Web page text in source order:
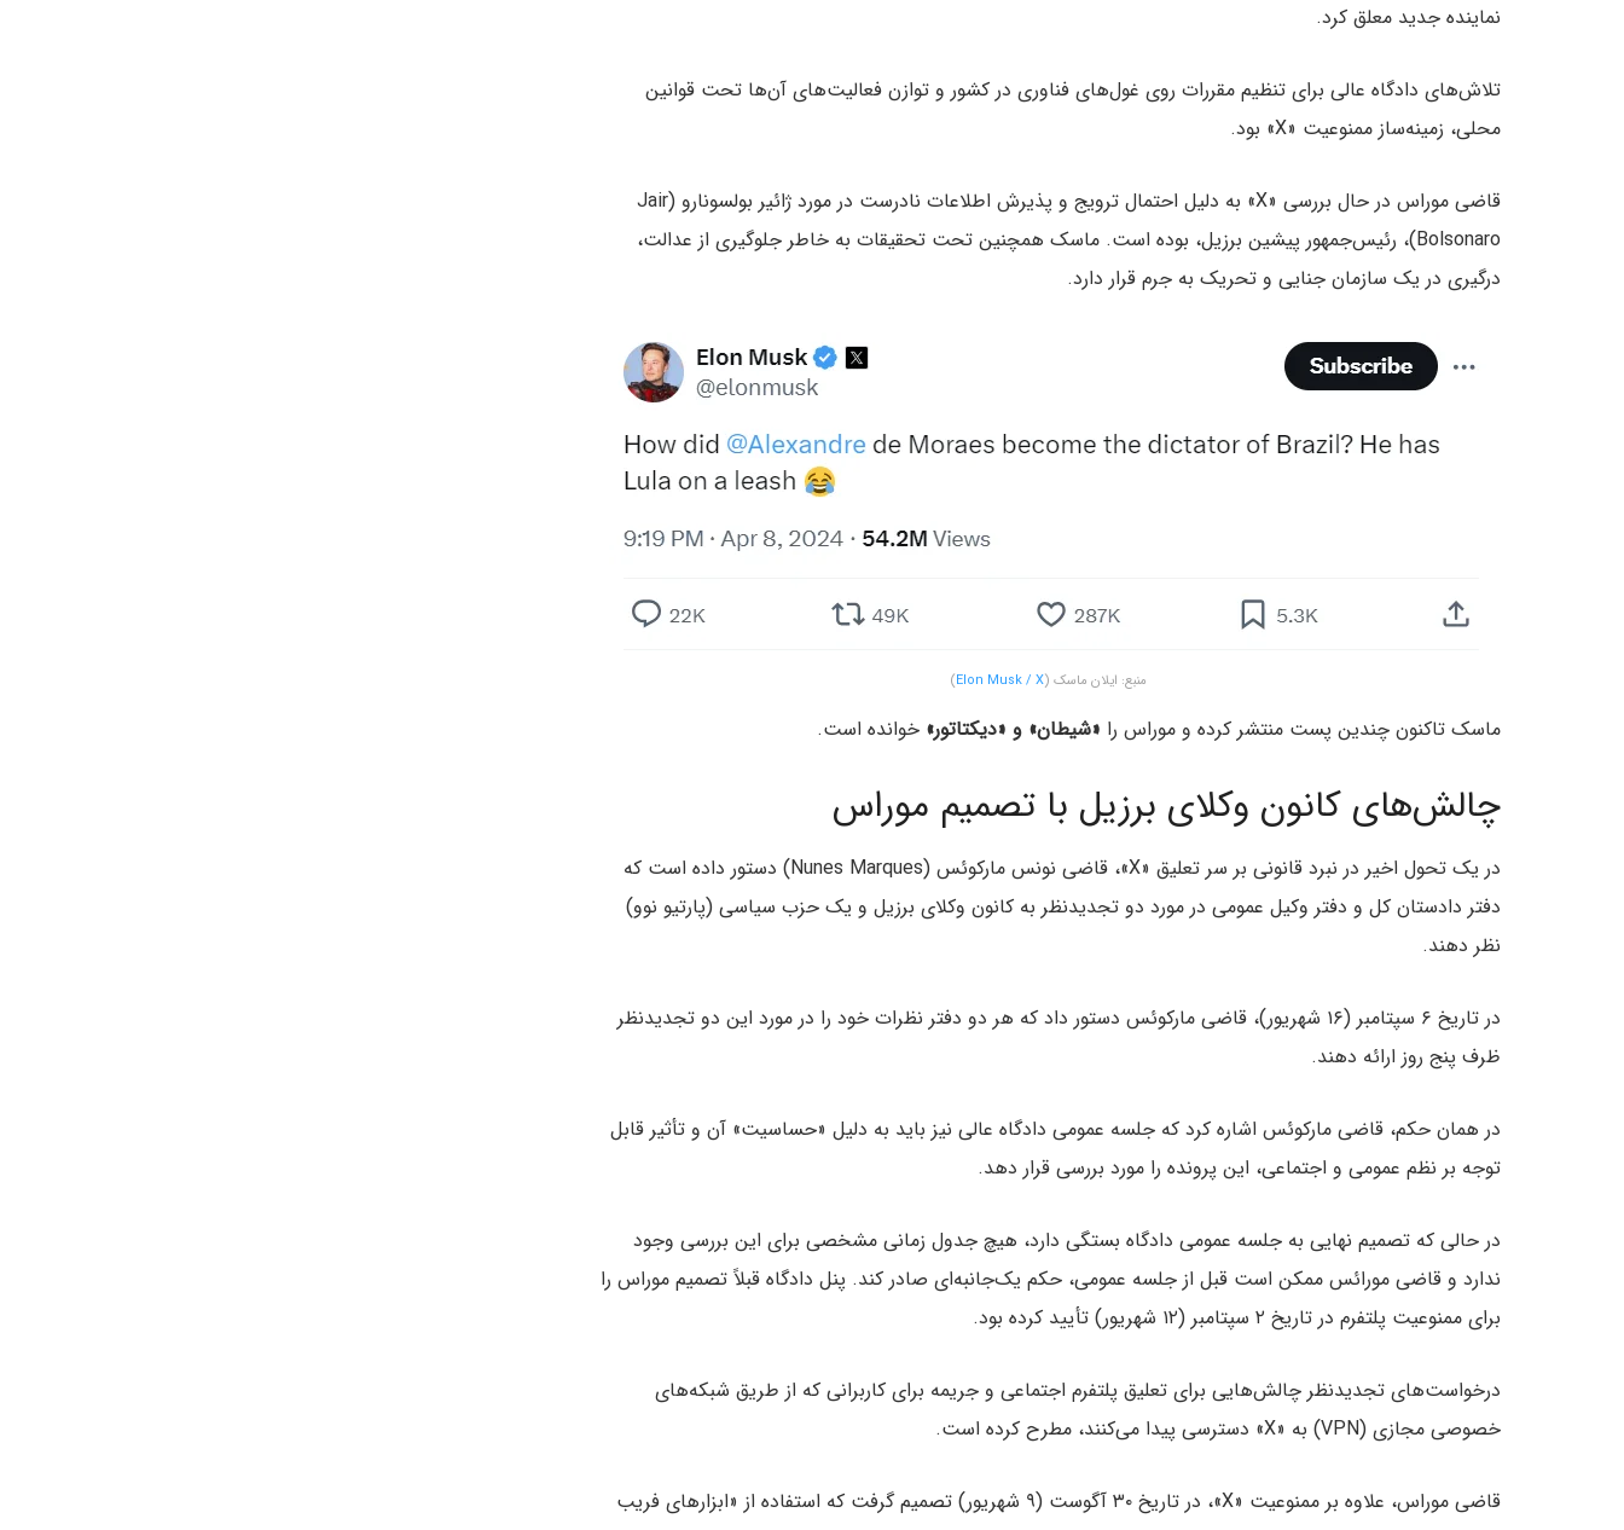
نماینده جدید معلق کرد.
تلاش‌های دادگاه عالی برای تنظیم مقررات روی غول‌های فناوری در کشور و توازن فعالیت‌های آن‌ها تحت قوانین
محلی، زمینه‌ساز ممنوعیت «X» بود.
قاضی موراس در حال بررسی «X» به دلیل احتمال ترویج و پذیرش اطلاعات نادرست در مورد ژائیر بولسونارو (Jair
Bolsonaro)، رئیس‌جمهور پیشین برزیل، بوده است. ماسک همچنین تحت تحقیقات به خاطر جلوگیری از عدالت،
درگیری در یک سازمان جنایی و تحریک به جرم قرار دارد.
منبع: ایلان ماسک (Elon Musk / X
)
ماسک تاکنون چندین پست منتشر کرده و موراس را «شیطان» و «دیکتاتور» خوانده است.
چالش‌های کانون وکلای برزیل با تصمیم موراس
در یک تحول اخیر در نبرد قانونی بر سر تعلیق «X»، قاضی نونس مارکوئس (Nunes Marques) دستور داده است که
دفتر دادستان کل و دفتر وکیل عمومی در مورد دو تجدیدنظر به کانون وکلای برزیل و یک حزب سیاسی (پارتیو نوو)
نظر دهند.
در تاریخ ۶ سپتامبر (۱۶ شهریور)، قاضی مارکوئس دستور داد که هر دو دفتر نظرات خود را در مورد این دو تجدیدنظر
ظرف پنج روز ارائه دهند.
در همان حکم، قاضی مارکوئس اشاره کرد که جلسه عمومی دادگاه عالی نیز باید به دلیل «حساسیت» آن و تأثیر قابل
توجه بر نظم عمومی و اجتماعی، این پرونده را مورد بررسی قرار دهد.
در حالی که تصمیم نهایی به جلسه عمومی دادگاه بستگی دارد، هیچ جدول زمانی مشخصی برای این بررسی وجود
ندارد و قاضی مورائس ممکن است قبل از جلسه عمومی، حکم یک‌جانبه‌ای صادر کند. پنل دادگاه قبلاً تصمیم موراس را
برای ممنوعیت پلتفرم در تاریخ ۲ سپتامبر (۱۲ شهریور) تأیید کرده بود.
درخواست‌های تجدیدنظر چالش‌هایی برای تعلیق پلتفرم اجتماعی و جریمه برای کاربرانی که از طریق شبکه‌های
خصوصی مجازی (VPN) به «X» دسترسی پیدا می‌کنند، مطرح کرده است.
قاضی موراس، علاوه بر ممنوعیت «X»، در تاریخ ۳۰ آگوست (۹ شهریور) تصمیم گرفت که استفاده از «ابزارهای فریب